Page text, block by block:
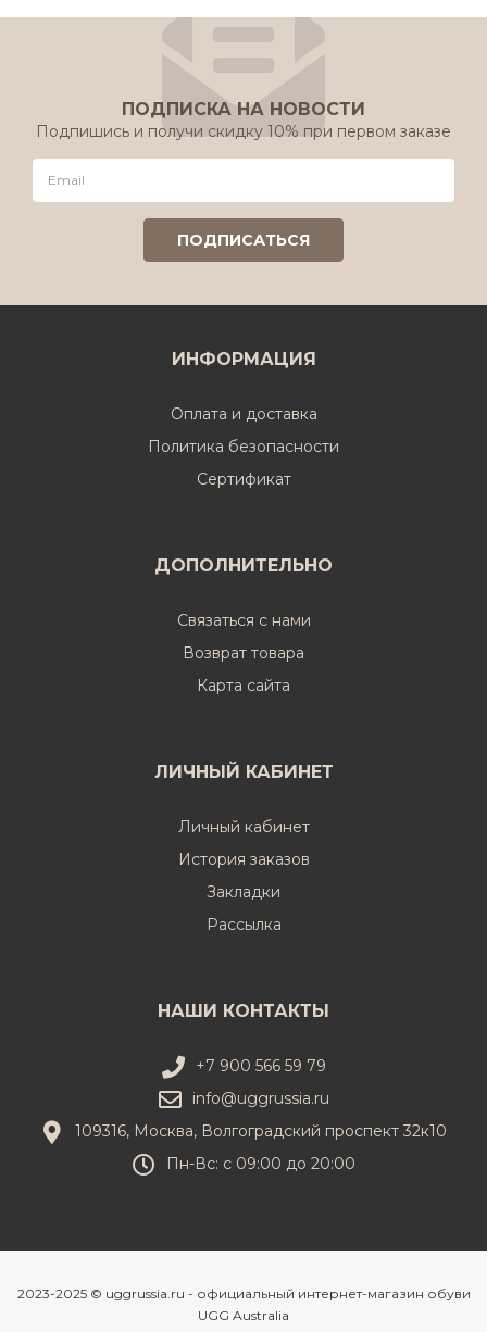
ПОДПИСКА НА НОВОСТИ
Подпишись и получи скидку 10% при первом заказе
ИНФОРМАЦИЯ
Оплата и доставка
Политика безопасности
Cертификат
ДОПОЛНИТЕЛЬНО
Связаться с нами
Возврат товара
Карта сайта
ЛИЧНЫЙ КАБИНЕТ
Личный кабинет
История заказов
Закладки
Рассылка
НАШИ КОНТАКТЫ
+7 900 566 59 79
info@uggrussia.ru
109316, Москва, Волгоградский проспект 32к10
Пн-Вс: с 09:00 до 20:00
2023-2025 © uggrussia.ru - официальный интернет-магазин обуви
UGG Australia